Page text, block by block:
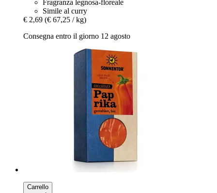
Fragranza legnosa-floreale
Simile al curry
€ 2,69 (€ 67,25 / kg)
Consegna entro il giorno 12 agosto
Carrello